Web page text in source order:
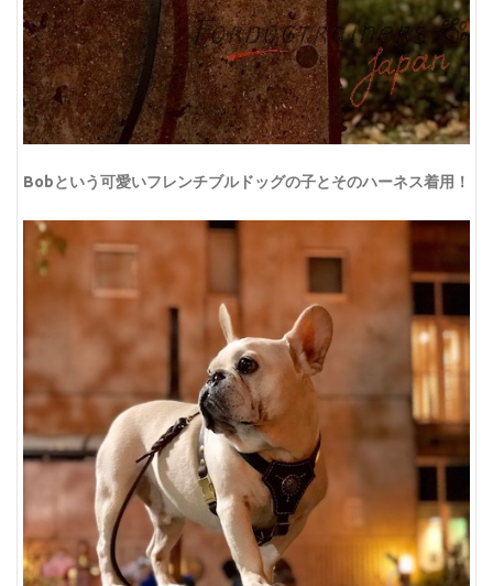
Bobという可愛いフレンチブルドッグの子とそのハーネス着用！